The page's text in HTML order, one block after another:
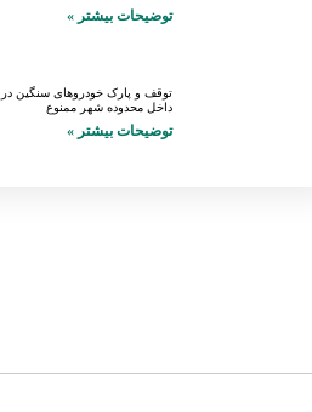
توضیحات بیشتر »
توقف و پارک خودروهای سنگین در
داخل محدوده شهر ممنوع
توضیحات بیشتر »